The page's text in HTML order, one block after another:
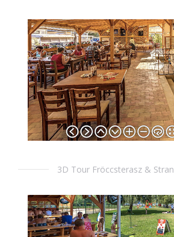
3D Tour Fröccsterasz &